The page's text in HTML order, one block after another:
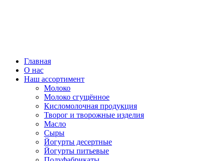
Главная
О нас
Наш ассортимент
Молоко
Молоко сгущённое
Кисломолочная продукция
Творог и творожные изделия
Масло
Сыры
Йогурты десертные
Йогурты питьевые